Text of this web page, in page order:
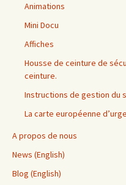
Animations
Mini Docu
Affiches
Housse de ceinture de
ceinture.
Instructions de gestion du
La carte européenne
A propos de nous
News (English)
Blog (English)